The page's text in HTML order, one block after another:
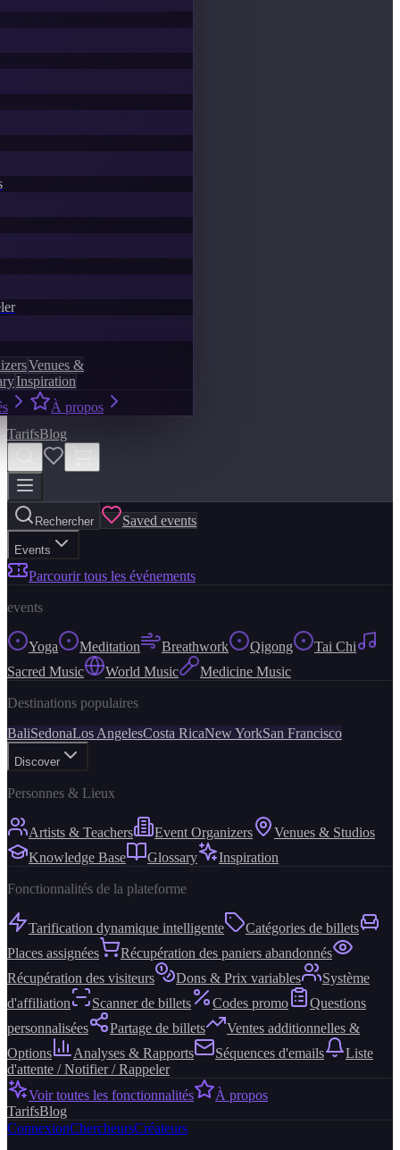
Venues &
Inspiration
À propos
TarifsBlog
Rechercher Saved events
Events
Parcourir tous les événements
events
Yoga Meditation Breathwork Qigong
Tai Chi
Sacred Music
World Music Medicine Music
Destinations populaires
BaliSedonaLos AngelesCosta RicaNew YorkSan Francisco
Discover
Personnes & Lieux
Artists & Teachers Event Organizers
Venues & Studios
Knowledge Base
Glossary Inspiration
Fonctionnalités de la plateforme
Tarification dynamique intelligente
Catégories de billets
Places assignées
Récupération des paniers abandonnés
Récupération des visiteurs
Dons & Prix variables
Système
d'affiliation
Scanner de billets Codes promo
Questions
personnalisées
Partage de billets
Ventes additionnelles &
Options
Analyses & Rapports Séquences d'emails
Liste
d'attente / Notifier / Rappeler
Voir toutes les fonctionnalités
À propos
TarifsBlog
ConnexionChercheursCréateurs